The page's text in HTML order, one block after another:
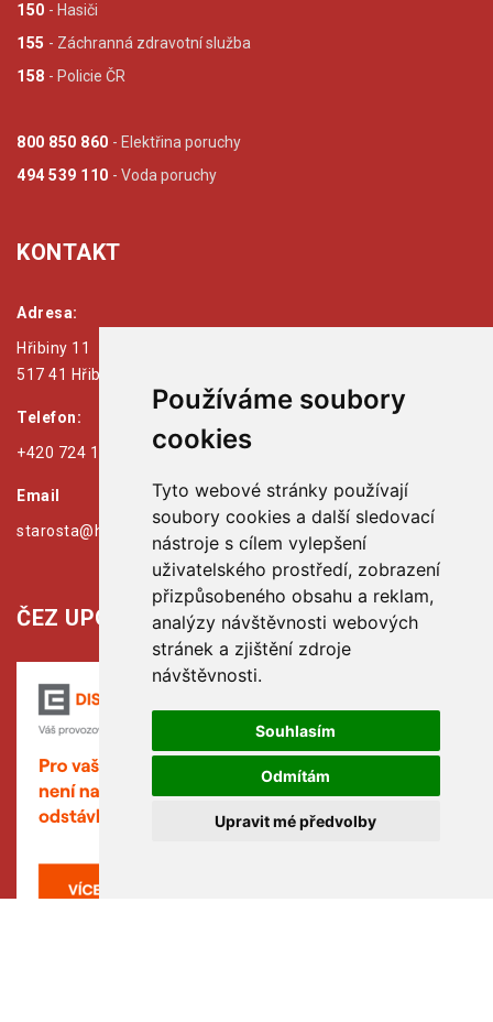
Používáme soubory
cookies
Tyto webové stránky používají
soubory cookies a další sledovací
nástroje s cílem vylepšení
uživatelského prostředí, zobrazení
přizpůsobeného obsahu a reklam,
analýzy návštěvnosti webových
stránek a zjištění zdroje
návštěvnosti.
Souhlasím
Odmítám
Upravit mé předvolby
150 - Hasiči
155 - Záchranná zdravotní služba
158 - Policie ČR
800 850 860 - Elektřina poruchy
494 539 110 - Voda poruchy
KONTAKT
Adresa:
Hřibiny 11
517 41 Hřibiny - Ledská
Telefon:
+420 724 179 125
Email
starosta@hribiny-ledska.cz
ČEZ UPOZORŇUJE: